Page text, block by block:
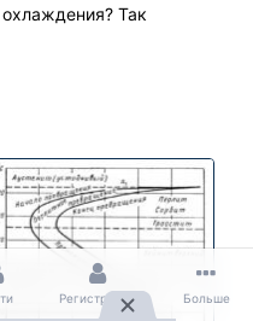
охлаждения? Так
Регистрация Больше